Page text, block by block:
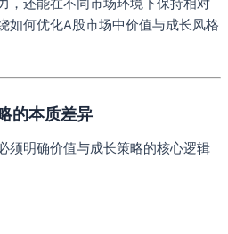
，还能在不同市场环境下保持相对
如何优化A股市场中价值与成长风格
的本质差异
须明确价值与成长策略的核心逻辑